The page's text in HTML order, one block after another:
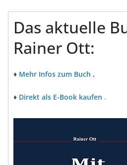
Das aktuelle
Rainer Ott:
♦ Mehr Infos zum Buch .
♦ Direkt als E-Book kaufen .